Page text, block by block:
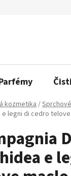
kozmetika/
e legni di cedro
e